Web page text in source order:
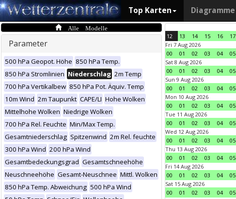
Top Karten Diagramme
Alle Modelle
Parameter
500 hPa Geopot. Höhe 850 hPa Temp.
850 hPa Stromlinien Niederschlag 2m Temp
700 hPa Vertikalbew 850 hPa Pot. Äquiv. Temp
10m Wind 2m Taupunkt CAPE/LI Hohe Wolken
Mittelhohe Wolken Niedrige Wolken
700 hPa Rel. Feuchte Min/Max Temp.
Gesamtniederschlag Spitzenwind 2m Rel. feuchte
300 hPa Wind 200 hPa Wind
Gesamtbedeckungsgrad Gesamtschneehöhe
Neuschneehöhe Gesamt-Neuschnee Mittl. Wolken
850 hPa Temp. Abweichung 500 hPa Wind
12 13 14 15 16 17
Fri 7 Aug 2026
00
01 02 03 04 05
Sat 8 Aug 2026
00
01 02 03 04 05
Sun 9 Aug 2026
00
01 02 03 04 05
Mon 10 Aug 2026
00
01 02 03 04 05
Tue 11 Aug 2026
00
01 02 03 04 05
Wed 12 Aug 2026
00
01 02 03 04 05
Thu 13 Aug 2026
00
01 02 03 04 05
Fri 14 Aug 2026
00
01 02 03 04 05
Sat 15 Aug 2026
00
01 02 03 04 05